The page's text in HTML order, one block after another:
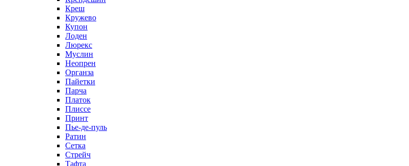
Креш
Кружево
Купон
Лоден
Люрекс
Муслин
Неопрен
Органза
Пайетки
Парча
Платок
Плиссе
Принт
Пье-де-пуль
Ратин
Сетка
Стрейч
Тафта